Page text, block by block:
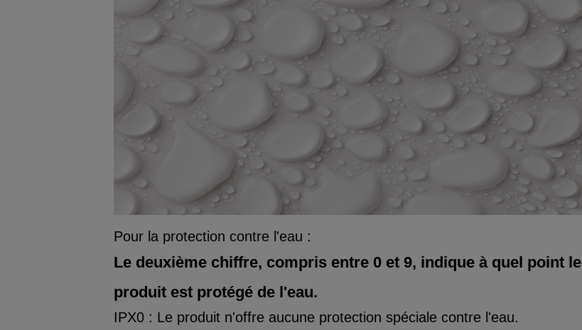
Pour la protection contre l'eau :
Le deuxième chiffre, compris entre 0 et 9, indique à quel point le
produit est protégé de l'eau.
IPX0 : Le produit n'offre aucune protection spéciale contre l'eau.